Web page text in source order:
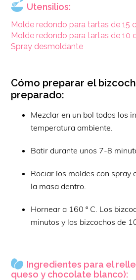
Utensilios:
Molde redondo para tartas de 15
Molde redondo para tartas de 10
Spray desmoldante
Cómo preparar el
preparado:
Mezclar en un bol todos los
temperatura ambiente.
Batir durante unos 7-8
Rociar los moldes con spray
la masa dentro.
Hornear a 160 º C. Los
minutos y los bizcochos de
Ingredientes para el
queso y chocolate blanco):